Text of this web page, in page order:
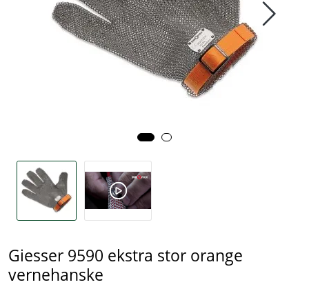
Giesser 9590 ekstra stor orange
vernehanske
Kontakt